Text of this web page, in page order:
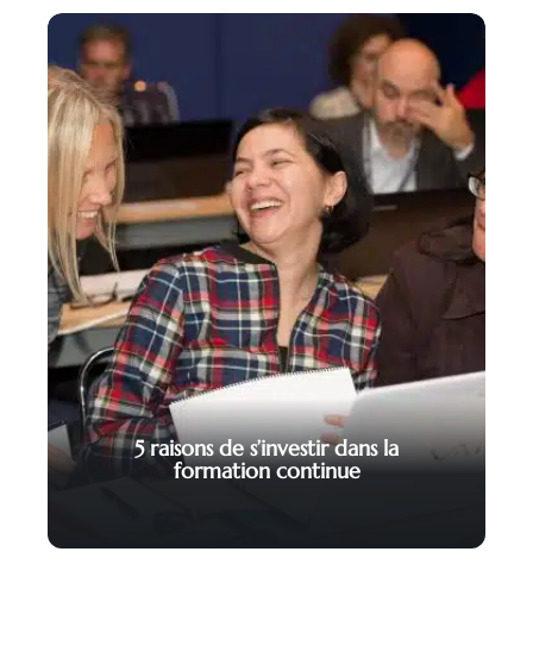
5 raisons de s’investir dans la
formation continue